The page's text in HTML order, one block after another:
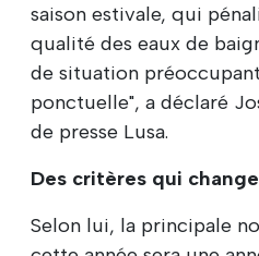
saison estivale, qui
qualité des eaux de
de situation
ponctuelle", a déclaré
de presse Lusa.
Des critères qui
Selon lui, la principale